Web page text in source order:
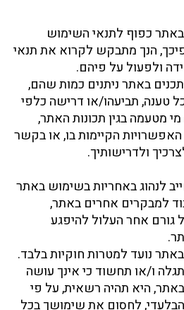
באתר כפוף לתנאי השימוש
הנך מתבקש לקרוא את תנאי
ולפעול על פיהם.
באתר ניתנים כמות שהם,
טענה, תביעהו/או דרישה כלפי
מטעמה בגין תכונות האתר,
האפשרויות הקיימות בו, או בקשר
ולדרישותיך.
לנהוג באחריות בשימוש באתר
למבקרים אחרים באתר,
גורם אחר העלול להיפגע
באתר נועד למטרות חוקיות בלבד.
ו/או תחשוד כי אינך עושה
היא תהיה רשאית, על פי
לחסום את שימושך בכל